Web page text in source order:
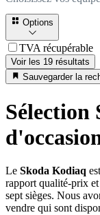
Options
TVA récupérable
Voir les 19 résultats
Sauvegarder la
Sélection
Le Skoda Kodiaq
rapport qualité-prix
sept sièges. Nous
vendre qui sont